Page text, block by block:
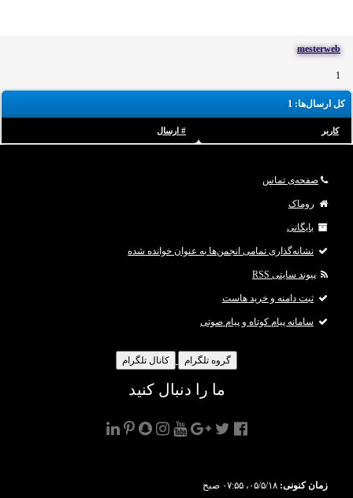
mesterweb
1
کل ارسال‌ها: 1
کاربر # ارسال
صفحه‌ی تماس
روماک
بایگانی
نشانه‌گذاری تمامی انجمن‌ها به عنوان خوانده شده
پیوند سایتی RSS
ثبت دامنه و خرید هاست
سامانه پیام کوتاه و پیام صوتی
گروه تلگرام کانال تلگرام
ما را دنبال کنید
زمان کنونی: ۰۵/۵/۱۸، ۰۷:۵۵ صبح